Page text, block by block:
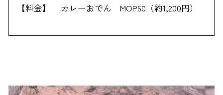
【料金】
カレーおでん MOP60（約1,200円）